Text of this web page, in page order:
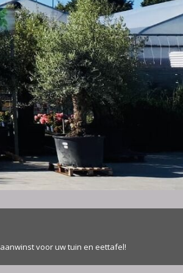
voor uw tuin en eettafel!